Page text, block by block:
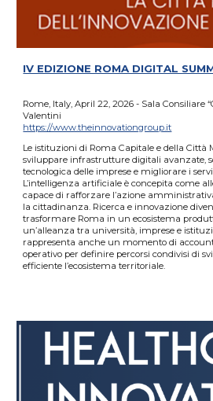
IV EDIZIONE ROMA DIGITAL
Rome, Italy, April 22, 2026 - Sala Consiliare
Valentini
https://www.theinnovationgroup.it
Le istituzioni di Roma Capitale e della Città
sviluppare infrastrutture digitali avanzate,
tecnologica delle imprese e migliorare i
L’intelligenza artificiale è concepita come
capace di rafforzare l’azione
la cittadinanza. Ricerca e innovazione
trasformare Roma in un ecosistema
un’alleanza tra università, imprese e
rappresenta anche un momento di
operativo per definire percorsi condivisi di
efficiente l’ecosistema territoriale.